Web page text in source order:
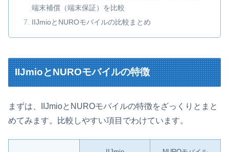
端末補償（端末保証）を比較
IIJmioとNUROモバイルの比較まとめ
IIJmioとNUROモバイルの特徴
まずは、IIJmioとNUROモバイルの特徴をざっくりとまと
めてみます。比較しやすい項目でわけています。